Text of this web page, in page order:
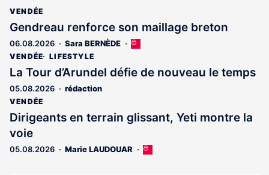
VENDÉE
Gendreau renforce son maillage breton
06.08.2026 Sara BERNÈDE
Cet
réservé
VENDÉE LIFESTYLE
La Tour d’Arundel défie de nouveau le temps
05.08.2026 rédaction
VENDÉE
Dirigeants en terrain glissant, Yeti montre la
voie
05.08.2026 Marie LAUDOUAR
Cet